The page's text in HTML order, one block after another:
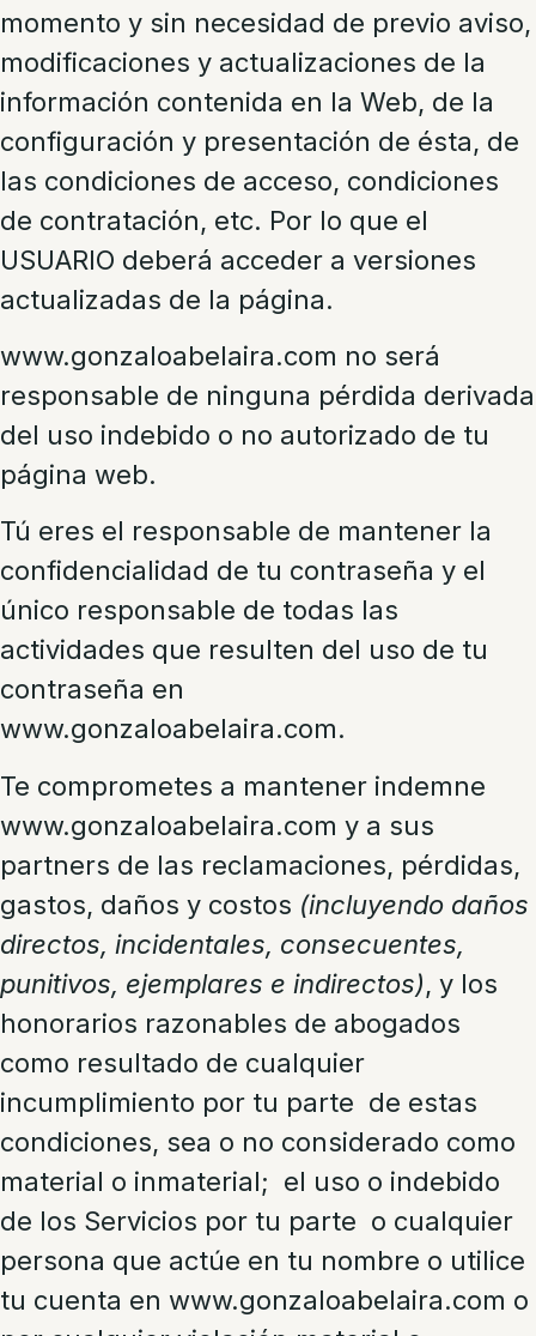
momento y sin necesidad de previo aviso,
modificaciones y actualizaciones de la
información contenida en la Web, de la
configuración y presentación de ésta, de
las condiciones de acceso, condiciones
de contratación, etc. Por lo que el
USUARIO deberá acceder a versiones
actualizadas de la página.
www.gonzaloabelaira.com no será
responsable de ninguna pérdida derivada
del uso indebido o no autorizado de tu
página web.
Tú eres el responsable de mantener la
confidencialidad de tu contraseña y el
único responsable de todas las
actividades que resulten del uso de tu
contraseña en
www.gonzaloabelaira.com.
Te comprometes a mantener indemne
www.gonzaloabelaira.com y a sus
partners de las reclamaciones, pérdidas,
gastos, daños y costos (incluyendo daños
directos, incidentales, consecuentes,
punitivos, ejemplares e indirectos), y los
honorarios razonables de abogados
como resultado de cualquier
incumplimiento por tu parte de estas
condiciones, sea o no considerado como
material o inmaterial; el uso o indebido
de los Servicios por tu parte o cualquier
persona que actúe en tu nombre o utilice
tu cuenta en www.gonzaloabelaira.com o